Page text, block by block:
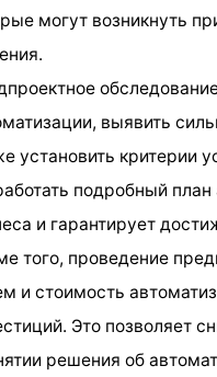
могут возникнуть
выявить
установить критерии
подробный
и гарантирует
того, проведение
и стоимость
Это позволяет
решения об